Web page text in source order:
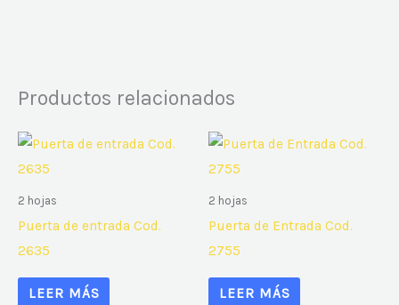
Productos relacionados
2 hojas
Puerta de entrada Cod.
2635
LEER MÁS
2 hojas
Puerta de Entrada Cod.
2755
LEER MÁS